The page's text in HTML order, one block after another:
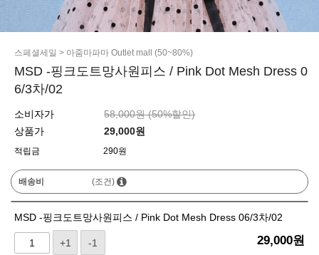
스페셜세일 > 아줌마파마 Outlet mall (50~80%)
MSD -핑크도트망사원피스 / Pink Dot Mesh Dress 0
6/3차/02
소비자가 58,000원 (50%할인)
상품가
29,000원
적립금 290원
배송비 (조건)
MSD -핑크도트망사원피스 / Pink Dot Mesh Dress 06/3차/02
+1 -1 29,000원